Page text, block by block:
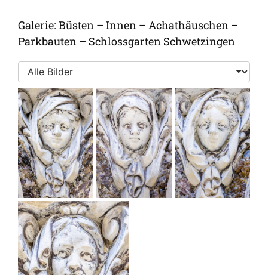
Galerie: Büsten – Innen – Achathäuschen –
Parkbauten – Schlossgarten Schwetzingen